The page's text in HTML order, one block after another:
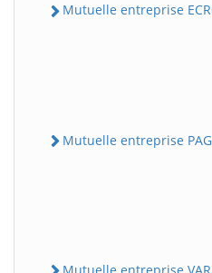
Mutuelle entreprise
Mutuelle entreprise